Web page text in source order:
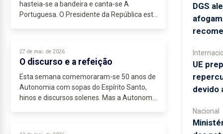
hasteia-se a bandeira e canta-se A
Portuguesa. O Presidente da República está
27 de mai. de 2026
O discurso e a refeição
Esta semana comemoraram-se 50 anos de
Autonomia com sopas do Espírito Santo,
hinos e discursos solenes. Mas a Autonomia
DGS
UE
devido
Nacional